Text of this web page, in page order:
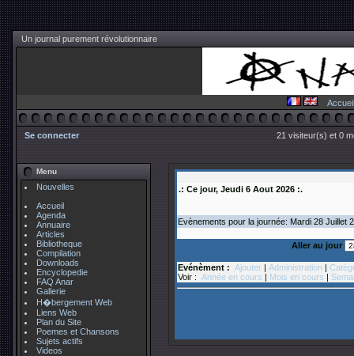
Un journal purement révolutionnaire
Accueil
Se connecter 21 visiteur(s) et 0
Menu
Nouvelles
Accueil
Agenda
Annuaire
Articles
Bibliotheque
Compilation
Downloads
Encyclopedie
FAQ Anar
Gallerie
H�bergement Web
Liens Web
Plan du Site
Poemes et Chansons
Sujets actifs
Videos
.: Ce jour, Jeudi 6 Aout 2026 :.
Evènements pour la journée: Mardi 28 Juillet
Aller au jour
Evénèment : Ajouter | Administration |
Voir : Année en cours | Mois en cours |